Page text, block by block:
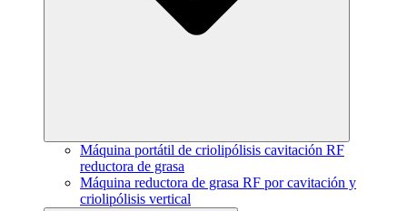
Máquina portátil de criolipólisis cavitación RF
reductora de grasa
Máquina reductora de grasa RF por cavitación y
criolipólisis vertical